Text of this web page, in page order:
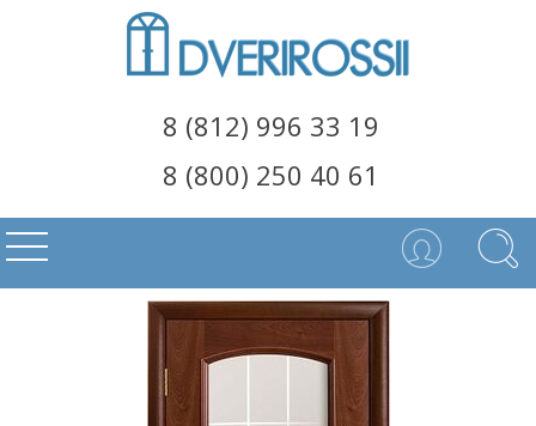
8 (812) 996 33 19
8 (800) 250 40 61